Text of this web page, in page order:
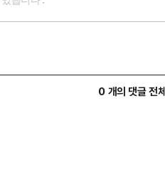
0 개의 댓글 전